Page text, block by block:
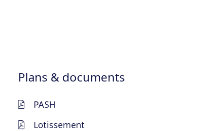
Plans & documents
PASH
Lotissement